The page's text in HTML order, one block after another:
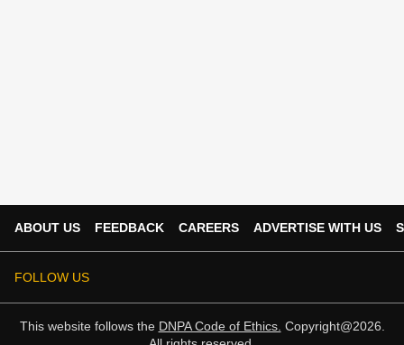
ABOUT US FEEDBACK CAREERS ADVERTISE WITH US
FOLLOW US
This website follows the DNPA Code of Ethics. Copyright@2026.